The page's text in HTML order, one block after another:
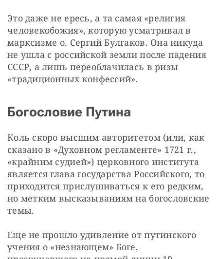
Это даже не ересь, а та самая «религия
человекобожия», которую усматривал в
марксизме о. Сергий Булгаков. Она никуда
не ушла с российской земли после падения
СССР, а лишь переоблачилась в ризы
«традиционных конфессий».
Богословие Путина
Коль скоро высшим авторитетом (или, как
сказано в «Духовном регламенте» 1721 г.,
«крайним судией») церковного института
является глава государства Российского, то
приходится прислушиваться к его редким,
но метким высказываниям на богословские
темы.
Еще не прошло удивление от путинского
учения о «незнающем» Боге,